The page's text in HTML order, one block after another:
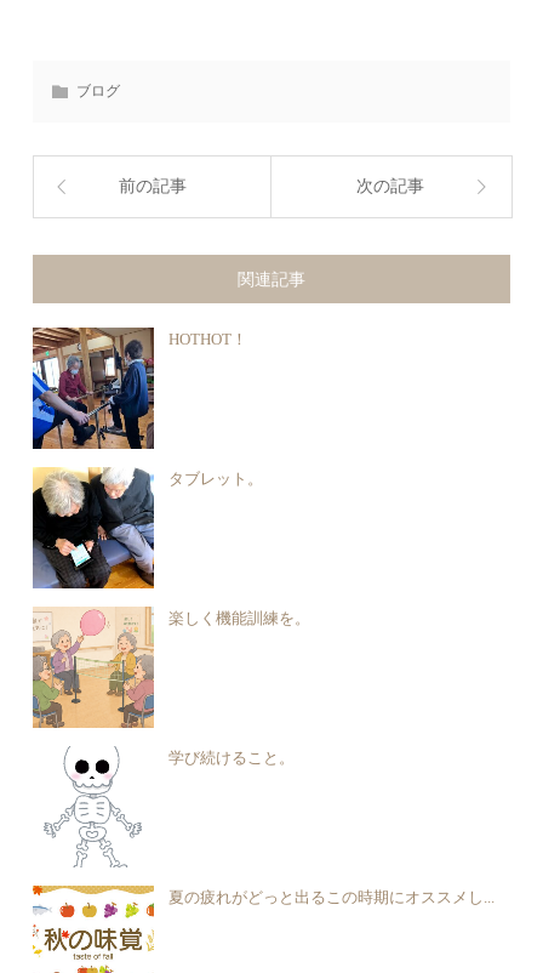
ブログ
前の記事 次の記事
関連記事
HOTHOT！
タブレット。
楽しく機能訓練を。
学び続けること。
夏の疲れがどっと出るこの時期にオススメし...